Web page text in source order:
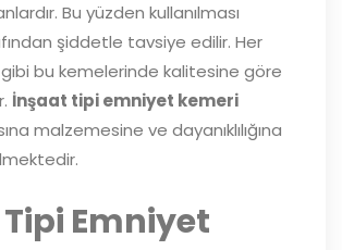
Bu yüzden kullanılması
şiddetle tavsiye edilir. Her
bu kemelerinde kalitesine göre
İnşaat tipi emniyet kemeri
malzemesine ve dayanıklılığına
Emniyet